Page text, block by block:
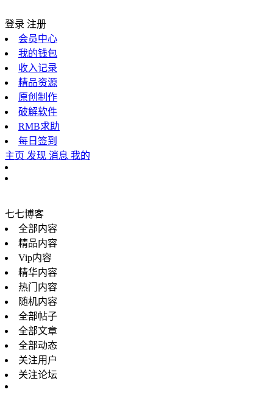
登录 注册
会员中心
我的钱包
收入记录
精品资源
原创制作
破解软件
RMB求助
每日签到
主页 发现 消息 我的
七七博客
全部内容
精品内容
Vip内容
精华内容
热门内容
随机内容
全部帖子
全部文章
全部动态
关注用户
关注论坛